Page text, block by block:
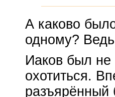
А каково
одному?
Иаков был
охотиться.